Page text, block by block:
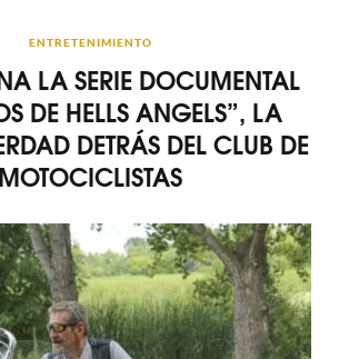
ENTRETENIMIENTO
LA SERIE DOCUMENTAL
DE HELLS ANGELS”, LA
DETRÁS DEL CLUB DE
MOTOCICLISTAS